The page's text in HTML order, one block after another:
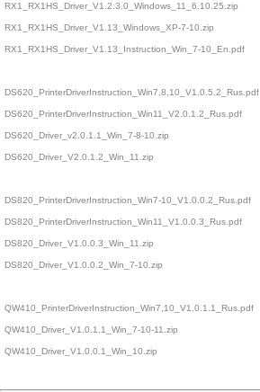
RX1_RX1HS_Driver_V1.2.3.0_Windows_11_6.10.25.zip
RX1_RX1HS_Driver_V1.13_Windows_XP-7-10.zip
RX1_RX1HS_Driver_V1.13_Instruction_Win_7-10_En.pdf
DS620_PrinterDriverInstruction_Win7,8,10_V1.0.5.2_Rus.pdf
DS620_PrinterDriverInstruction_Win11_V2.0.1.2_Rus.pdf
DS620_Driver_v2.0.1.1_Win_7-8-10.zip
DS620_Driver_V2.0.1.2_Win_11.zip
DS820_PrinterDriverInstruction_Win7-10_V1.0.0.2_Rus.pdf
DS820_PrinterDriverInstruction_Win11_V1.0.0.3_Rus.pdf
DS820_Driver_V1.0.0.3_Win_11.zip
DS820_Driver_V1.0.0.2_Win_7-10.zip
QW410_PrinterDriverInstruction_Win7,10_V1.0.1.1_Rus.pdf
QW410_Driver_V1.0.1.1_Win_7-10-11.zip
QW410_Driver_V1.0.0.1_Win_10.zip